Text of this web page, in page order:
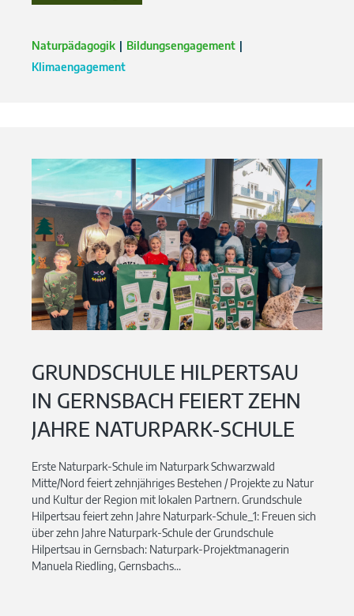
Naturpädagogik
Bildungsengagement
Klimaengagement
GRUNDSCHULE HILPERTSAU
IN GERNSBACH FEIERT ZEHN
JAHRE NATURPARK-SCHULE
Erste Naturpark-Schule im Naturpark Schwarzwald
Mitte/Nord feiert zehnjähriges Bestehen / Projekte zu Natur
und Kultur der Region mit lokalen Partnern. Grundschule
Hilpertsau feiert zehn Jahre Naturpark-Schule_1: Freuen sich
über zehn Jahre Naturpark-Schule der Grundschule
Hilpertsau in Gernsbach: Naturpark-Projektmanagerin
Manuela Riedling, Gernsbachs...